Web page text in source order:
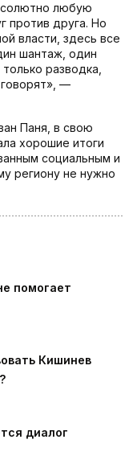
любую
против друга. Но
власти, здесь все
шантаж, один
разводка,
—
Паня, в свою
хорошие итоги
социальным и
региону не нужно
помогает
Кишинев
диалог